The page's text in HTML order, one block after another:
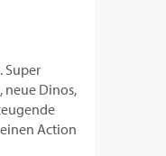
Super
neue Dinos,
Action